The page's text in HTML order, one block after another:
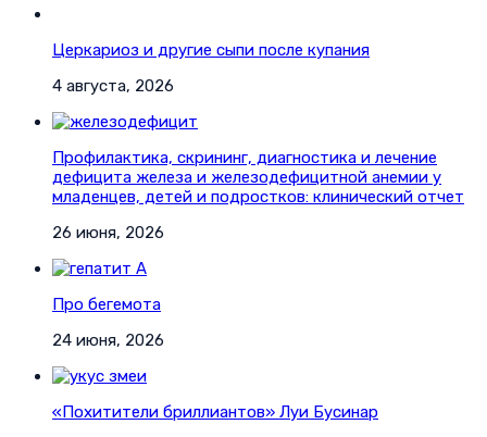
Церкариоз и другие сыпи после купания
4 августа, 2026
Профилактика, скрининг, диагностика и лечение
дефицита железа и железодефицитной анемии у
младенцев, детей и подростков: клинический отчет
26 июня, 2026
Про бегемота
24 июня, 2026
«Похитители бриллиантов» Луи Бусинар